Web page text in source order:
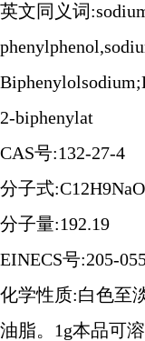
英文同义词
2-biphenylat
CAS号:132-27-4
分子式:C12H9NaO
分子量:192.19
EINECS号:205-
化学性质:白色至
油脂。1g本品可